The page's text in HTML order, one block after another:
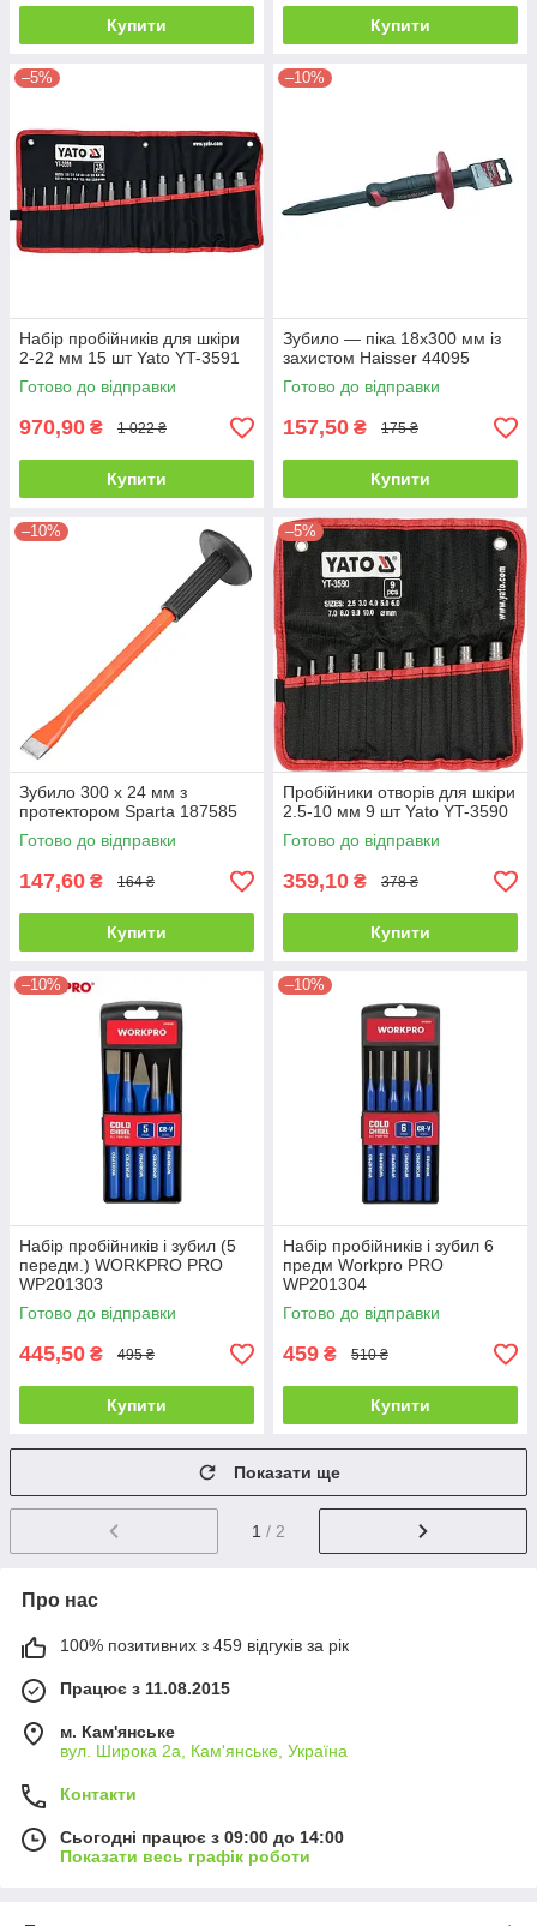
Купити Купити
–5%
Набір пробійників для шкіри
2-22 мм 15 шт Yato YT-3591
Готово до відправки
970,90 ₴ 1 022 ₴
Купити
–10%
Зубило — піка 18х300 мм із
захистом Haisser 44095
Готово до відправки
157,50 ₴ 175 ₴
Купити
–10%
Зубило 300 х 24 мм з
протектором Sparta 187585
Готово до відправки
147,60 ₴ 164 ₴
Купити
–5%
Пробійники отворів для шкіри
2.5-10 мм 9 шт Yato YT-3590
Готово до відправки
359,10 ₴ 378 ₴
Купити
–10%
Набір пробійників і зубил (5
передм.) WORKPRO PRO
WP201303
Готово до відправки
445,50 ₴ 495 ₴
Купити
–10%
Набір пробійників і зубил 6
предм Workpro PRO
WP201304
Готово до відправки
459 ₴ 510 ₴
Купити
Показати ще
1 / 2
Про нас
100% позитивних з 459 відгуків за рік
Працює з 11.08.2015
м. Кам'янське
вул. Широка 2а, Кам'янське, Україна
Контакти
Сьогодні працює з 09:00 до 14:00
Показати весь графік роботи